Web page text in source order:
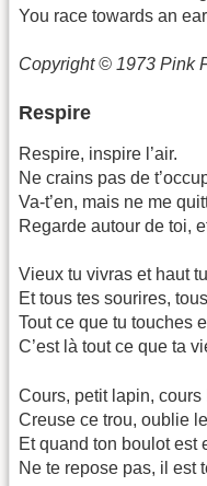
You race towards an
Copyright © 1973 Pink
Respire
Respire, inspire l’air.
Ne crains pas de
Va-t’en, mais ne me
Regarde autour de toi,
Vieux tu vivras et haut
Et tous tes sourires,
Tout ce que tu touches
C’est là tout ce que ta
Cours, petit lapin, cours
Creuse ce trou, oublie
Et quand ton boulot est
Ne te repose pas, il est